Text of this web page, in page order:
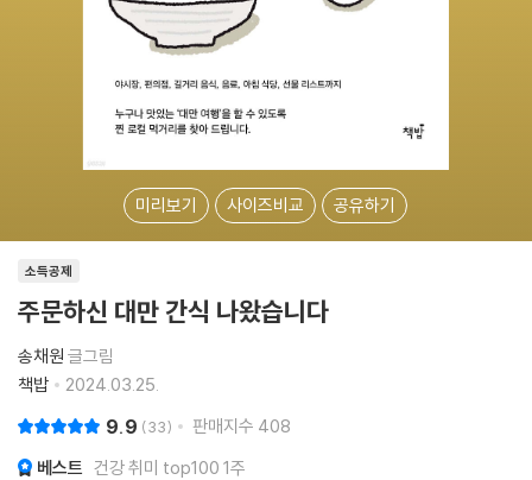
미리보기 사이즈비교 공유하기
소득공제
주문하신 대만 간식 나왔습니다
송채원 글그림
책밥
2024.03.25.
9.9 33 판매지수 408
베스트 건강 취미 top100 1주